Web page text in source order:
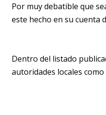
Por muy debatible que
este hecho en su cuenta
Dentro del listado
autoridades locales